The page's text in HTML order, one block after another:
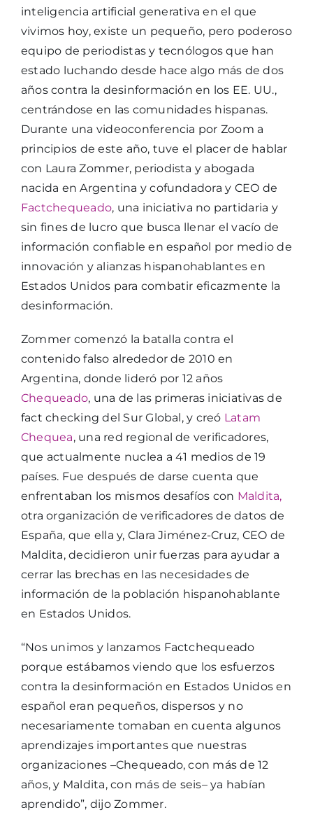
inteligencia artificial generativa en el que
vivimos hoy, existe un pequeño, pero poderoso
equipo de periodistas y tecnólogos que han
estado luchando desde hace algo más de dos
años contra la desinformación en los EE. UU.,
centrándose en las comunidades hispanas.
Durante una videoconferencia por Zoom a
principios de este año, tuve el placer de hablar
con Laura Zommer, periodista y abogada
nacida en Argentina y cofundadora y CEO de
Factchequeado, una iniciativa no partidaria y
sin fines de lucro que busca llenar el vacío de
información confiable en español por medio de
innovación y alianzas hispanohablantes en
Estados Unidos para combatir eficazmente la
desinformación.
Zommer comenzó la batalla contra el
contenido falso alrededor de 2010 en
Argentina, donde lideró por 12 años
Chequeado, una de las primeras iniciativas de
fact checking del Sur Global, y creó Latam
Chequea, una red regional de verificadores,
que actualmente nuclea a 41 medios de 19
países. Fue después de darse cuenta que
enfrentaban los mismos desafíos con Maldita,
otra organización de verificadores de datos de
España, que ella y, Clara Jiménez-Cruz, CEO de
Maldita, decidieron unir fuerzas para ayudar a
cerrar las brechas en las necesidades de
información de la población hispanohablante
en Estados Unidos.
“Nos unimos y lanzamos Factchequeado
porque estábamos viendo que los esfuerzos
contra la desinformación en Estados Unidos en
español eran pequeños, dispersos y no
necesariamente tomaban en cuenta algunos
aprendizajes importantes que nuestras
organizaciones –Chequeado, con más de 12
años, y Maldita, con más de seis– ya habían
aprendido”, dijo Zommer.